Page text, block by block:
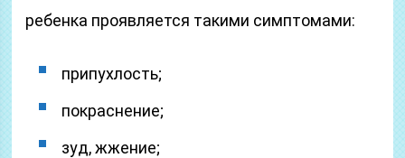
ребенка проявляется такими симптомами:
припухлость;
покраснение;
зуд, жжение;